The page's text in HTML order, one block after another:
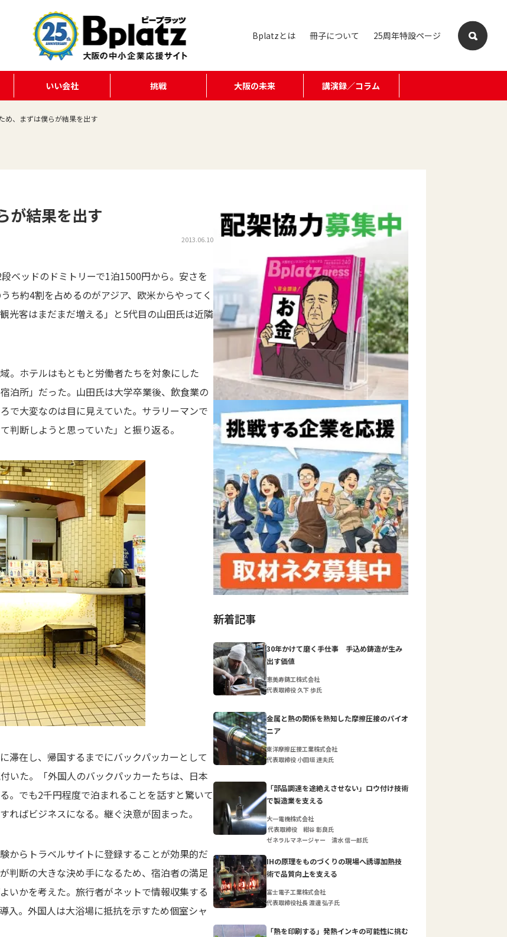
Bplatzとは 冊子について 25周年特設ページ
いい会社 挑戦 大阪の未来 講演録／コラム
め、まずは僕らが結果を出す
が結果を出す
2013.06.10
ベッドのドミトリーで1泊1500円から。安さを
ち約4割を占めるのがアジア、欧米からやってく
光客はまだまだ増える」と5代目の山田氏は近隣
。ホテルはもともと労働者たちを対象にした
泊所」だった。山田氏は大学卒業後、飲食業の
で大変なのは目に見えていた。サラリーマンで
判断しようと思っていた」と振り返る。
滞在し、帰国するまでにバックパッカーとして
いた。「外国人のバックパッカーたちは、日本
。でも2千円程度で泊まれることを話すと驚いて
ればビジネスになる。継ぐ決意が固まった。
からトラベルサイトに登録することが効果的だ
判断の大きな決め手になるため、宿泊者の満足
いかを考えた。旅行者がネットで情報収集する
入。外国人は大浴場に抵抗を示すため個室シャ
新着記事
30年かけて磨く手仕事 手込め鋳造が生み
出す価値
恵美寿鋳工株式会社
代表取締役 久下 歩氏
金属と熱の関係を熟知した摩擦圧接のパイオ
ニア
東洋摩擦圧接工業株式会社
代表取締役 小田垣 達夫氏
「部品調達を途絶えさせない」ロウ付け技術
で製造業を支える
大一電機株式会社
代表取締役 紺谷 彰良氏
ゼネラルマネージャー 清水 信一郎氏
IHの原理をものづくりの現場へ誘導加熱技
術で品質向上を支える
富士電子工業株式会社
代表取締役社長 渡邊 弘子氏
「熱を印刷する」発熱インキの可能性に挑む